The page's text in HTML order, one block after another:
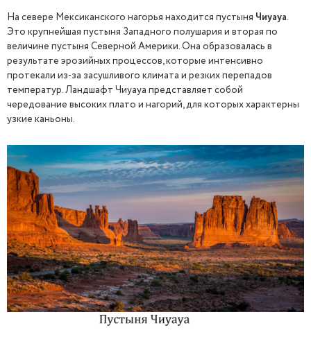
На севере Мексиканского нагорья находится пустыня Чиуауа.
Это крупнейшая пустыня Западного полушария и вторая по
величине пустыня Северной Америки. Она образовалась в
результате эрозийных процессов, которые интенсивно
протекали из-за засушливого климата и резких перепадов
температур. Ландшафт Чиуауа представляет собой
чередование высоких плато и нагорий, для которых характерны
узкие каньоны.